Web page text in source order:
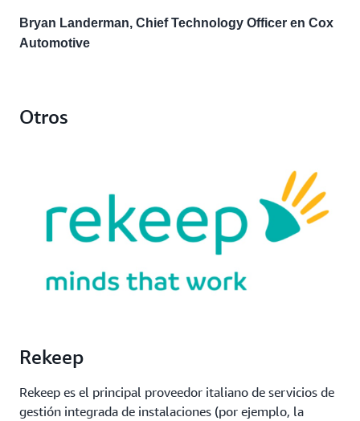
Bryan Landerman, Chief Technology Officer en Cox
Automotive
Otros
Rekeep
Rekeep es el principal proveedor italiano de servicios de
gestión integrada de instalaciones (por ejemplo, la